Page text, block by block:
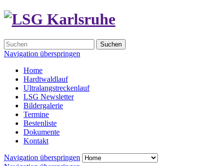
Suchen
Navigation überspringen
Home
Hardtwaldlauf
Ultralangstreckenlauf
LSG Newsletter
Bildergalerie
Termine
Bestenliste
Dokumente
Kontakt
Navigation überspringen